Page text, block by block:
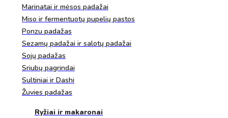
Marinatai ir mėsos padažai
Miso ir fermentuotų pupelių pastos
Ponzu padažas
Sezamų padažai ir salotų padažai
Sojų padažas
Sriubų pagrindai
Sultiniai ir Dashi
Žuvies padažas
Ryžiai ir makaronai